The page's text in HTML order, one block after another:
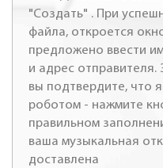
"Создать" . При
файла, откроется
предложено ввести
и адрес
вы подтвердите, что
роботом - нажмите
правильном
ваша музыкальная
доставлена